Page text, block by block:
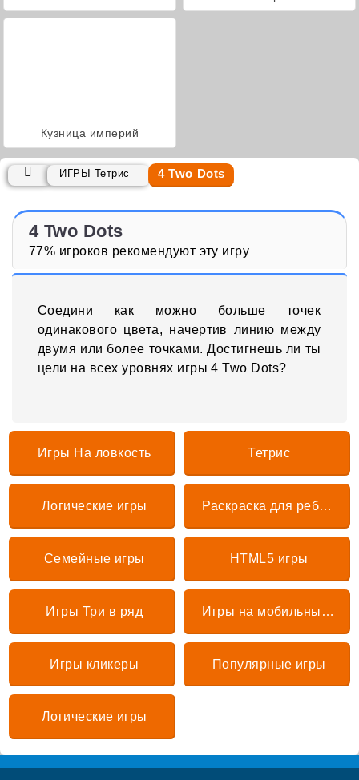
Кузница империй
ИГРЫ Тетрис 4 Two Dots
4 Two Dots
77% игроков рекомендуют эту игру
Соедини как можно больше точек
одинакового цвета, начертив линию между
двумя или более точками. Достигнешь ли ты
цели на всех уровнях игры 4 Two Dots?
Игры На ловкость Тетрис
Логические игры Раскраска для ребенка
Семейные игры HTML5 игры
Игры Три в ряд Игры на мобильный и смартфон
Игры кликеры Популярные игры
Логические игры